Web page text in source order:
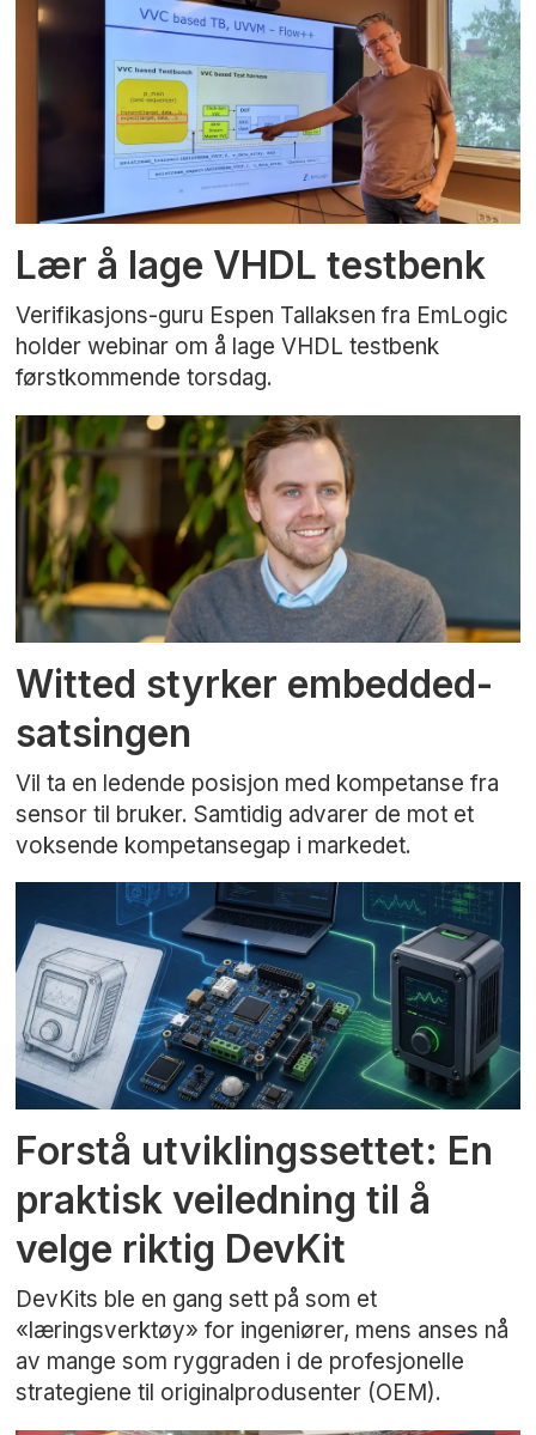
Lær å lage VHDL testbenk
Verifikasjons-guru Espen Tallaksen fra EmLogic
holder webinar om å lage VHDL testbenk
førstkommende torsdag.
Witted styrker embedded-
satsingen
Vil ta en ledende posisjon med kompetanse fra
sensor til bruker. Samtidig advarer de mot et
voksende kompetansegap i markedet.
Forstå utviklingssettet: En
praktisk veiledning til å
velge riktig DevKit
DevKits ble en gang sett på som et
«læringsverktøy» for ingeniører, mens anses nå
av mange som ryggraden i de profesjonelle
strategiene til originalprodusenter (OEM).